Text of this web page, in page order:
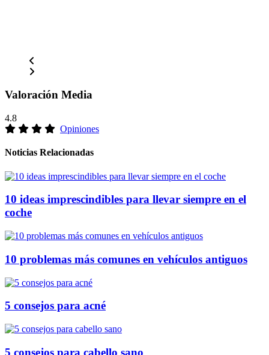
Valoración Media
4.8
Opiniones
Noticias Relacionadas
10 ideas imprescindibles para llevar siempre en el
coche
10 problemas más comunes en vehículos antiguos
5 consejos para acné
5 consejos para cabello sano